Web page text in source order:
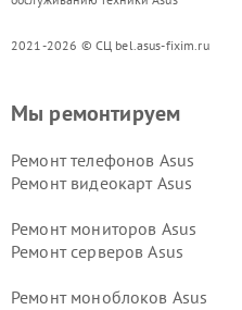
2021-2026 © СЦ bel.asus-fixim.ru
Мы ремонтируем
Ремонт телефонов Asus
Ремонт видеокарт Asus
Ремонт мониторов Asus
Ремонт серверов Asus
Ремонт моноблоков Asus